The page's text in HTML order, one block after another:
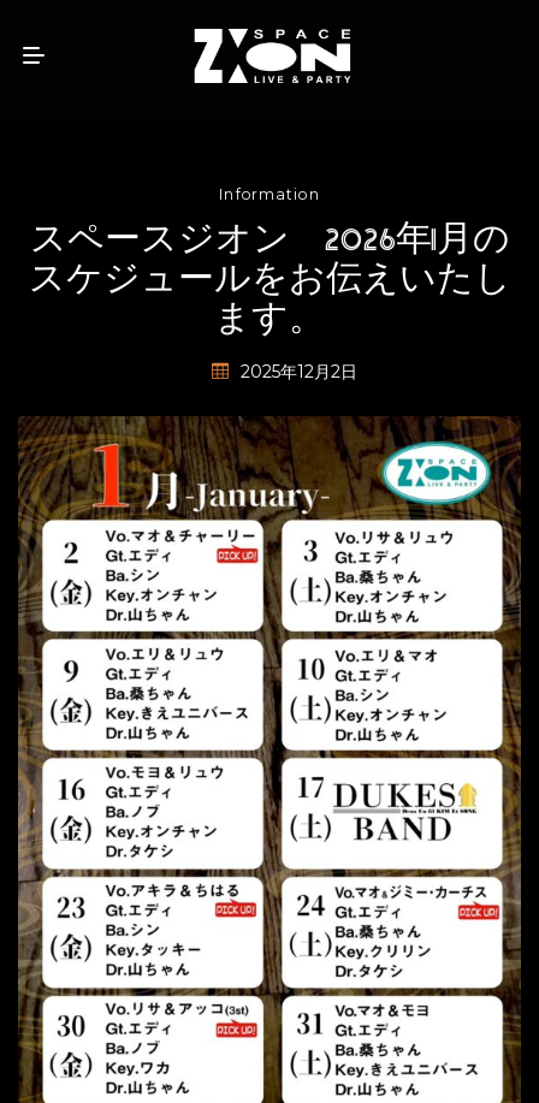
Information
スペースジオン 2026年1月の
スケジュールをお伝えいたし
ます。
2025年12月2日